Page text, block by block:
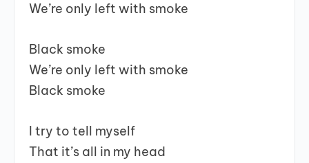
We’re only left with smoke
Black smoke
We’re only left with smoke
Black smoke
I try to tell myself
That it’s all in my head